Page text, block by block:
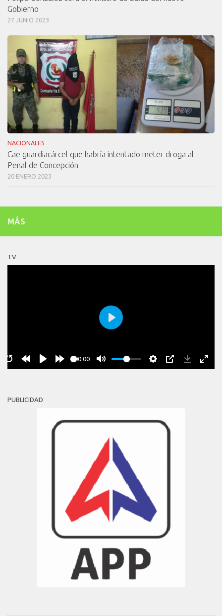
Gobierno
27 JUNIO 2023
NACIONALES
Cae guardiacárcel que habría intentado meter droga al
Penal de Concepción
20 ENERO 2023
MÁS
TV
00:00
Play
PUBLICIDAD